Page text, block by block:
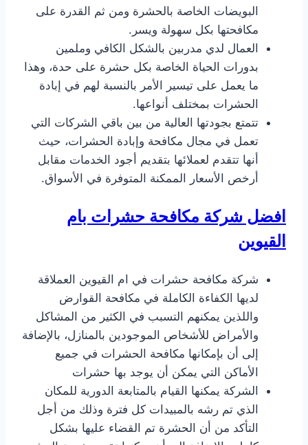
البويضات الخاصة بالحشرة ومن ثم القدرة على
مكافحتها بكل سهولة ويسر.
العمال لدي مدربين بالشكل الكافي وملمين
بدورات الحياة الخاصة بكل حشرة على حدة، وهذا
ما يعمل على تيسير الأمر بالنسبة لهم في إبادة
الحشرات بمختلف أنواعها.
تتمتع بجودتها العالية من بين باقي الشركات التي
تعمل في مجال مكافحة وإبادة الحشرات، حيث
أنها تتقدم لعملائها بتقديم أجود الخدمات مقابل
أرخص الأسعار الممكنة المتوفرة في الأسواق.
افضل شركة مكافحة حشرات بام
القيوين
شركة مكافحة حشرات في ام القيوين العملاقة
لديها الكفاءة الكاملة في مكافحة القوارض
واللذين يمكنهم التسبب في الكثير من المشاكل
والأمراض للأشخاص الموجودين بالمنازل، بالإضافة
إلى أن بإمكانها مكافحة الحشرات في جميع
الأماكن التي يمكن أن يوجد بها حشرات
الشركة يمكنها القيام بالمتابعة الدورية للمكان
الذي تم رشه بالمبيدات كل فترة وذلك من أجل
التأكد من أن الحشرة تم القضاء عليها بشكل